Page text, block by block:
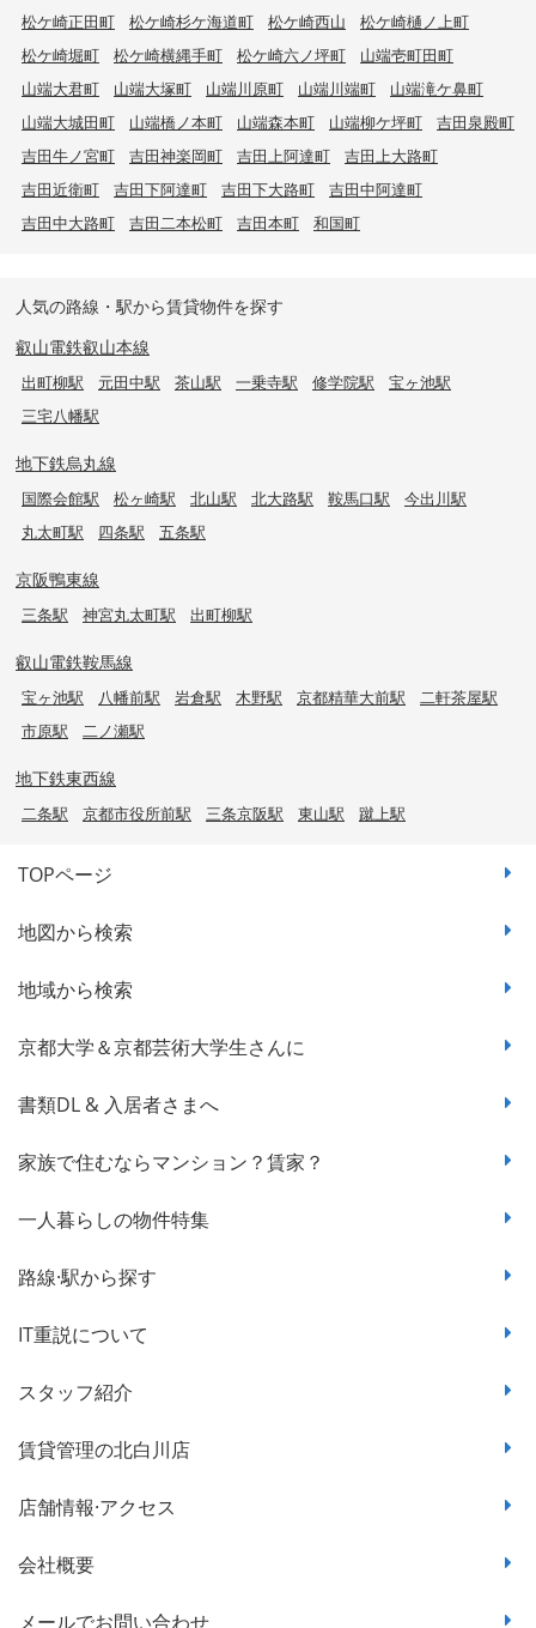
松ケ崎正田町
松ケ崎杉ケ海道町 松ケ崎西山
松ケ崎樋ノ上町
松ケ崎堀町
松ケ崎横縄手町 松ケ崎六ノ坪町
山端壱町田町
山端大君町
山端大塚町 山端川原町 山端川端町
山端滝ケ鼻町
山端大城田町
山端橋ノ本町 山端森本町 山端柳ケ坪町
吉田泉殿町
吉田牛ノ宮町
吉田神楽岡町 吉田上阿達町
吉田上大路町
吉田近衛町
吉田下阿達町 吉田下大路町
吉田中阿達町
吉田中大路町
吉田二本松町 吉田本町 和国町
人気の路線・駅から賃貸物件を探す
叡山電鉄叡山本線
出町柳駅 元田中駅 茶山駅 一乗寺駅 修学院駅
宝ヶ池駅
三宅八幡駅
地下鉄烏丸線
国際会館駅 松ヶ崎駅 北山駅 北大路駅 鞍馬口駅
今出川駅
丸太町駅
四条駅 五条駅
京阪鴨東線
三条駅 神宮丸太町駅 出町柳駅
叡山電鉄鞍馬線
宝ヶ池駅 八幡前駅 岩倉駅 木野駅 京都精華大前駅
二軒茶屋駅
市原駅
二ノ瀬駅
地下鉄東西線
二条駅 京都市役所前駅 三条京阪駅 東山駅 蹴上駅
TOPページ
地図から検索
地域から検索
京都大学＆京都芸術大学生さんに
書類DL & 入居者さまへ
家族で住むならマンション？賃家？
一人暮らしの物件特集
路線·駅から探す
IT重説について
スタッフ紹介
賃貸管理の北白川店
店舗情報·アクセス
会社概要
メールでお問い合わせ